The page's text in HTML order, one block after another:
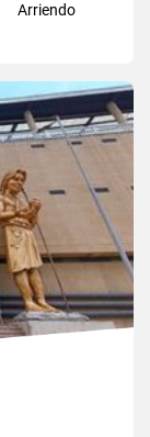
Arriendo